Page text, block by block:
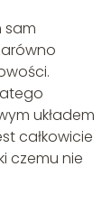
sam
układem
całkowicie
czemu nie